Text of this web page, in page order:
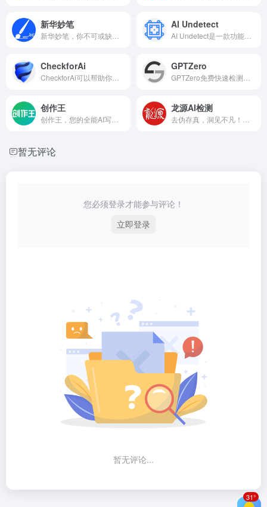
新华妙笔
新华妙笔，你不可或缺的AI公文写作平台！
AI Undetect
AI Undetect是一款功能强大的AI检测AI伪原创工具！
CheckforAi
CheckforAi可以帮助你识别邮件、论文的高风险内容。
GPTZero
GPTZero免费快速检测是否是人工智能生成的文本内容。
创作王
创作王，您的全能AI写作助手！
龙源AI检测
去伪存真，洞见不凡！保障文本的原创性和学术诚信！
暂无评论
您必须登录才能参与评论！
立即登录
暂无评论...
31°